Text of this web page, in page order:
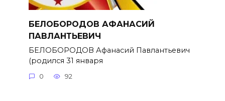
БЕЛОБОРОДОВ АФАНАСИЙ
ПАВЛАНТЬЕВИЧ
БЕЛОБОРОДОВ Афанасий Павлантьевич
(родился 31 января
0 92